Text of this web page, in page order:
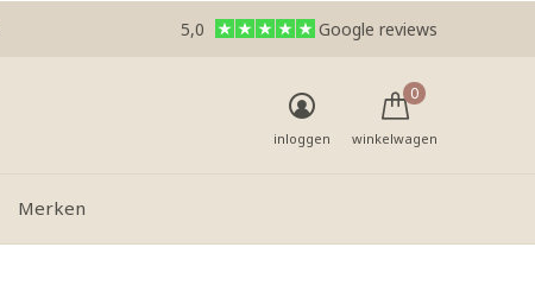
Merken
inloggen winkelwagen
0
5,0 Google reviews